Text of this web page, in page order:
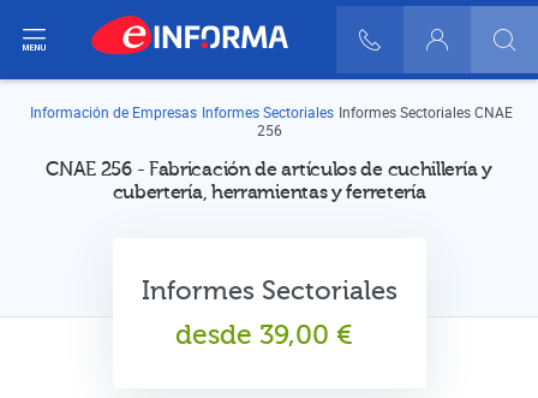
900 10 30 20
Login
Información de Empresas Informes Sectoriales Informes Sectoriales CNAE
256
CNAE 256 - Fabricación de artículos de cuchillería y
cubertería, herramientas y ferretería
Informes Sectoriales
desde 39,00 €